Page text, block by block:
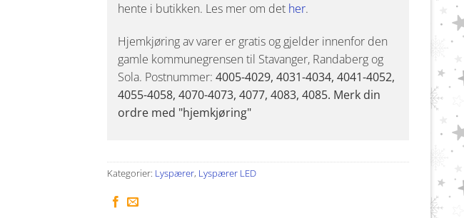
hente i butikken. Les mer om det her.
Hjemkjøring av varer er gratis og gjelder innenfor den
gamle kommunegrensen til Stavanger, Randaberg og
Sola. Postnummer: 4005-4029, 4031-4034, 4041-4052,
4055-4058, 4070-4073, 4077, 4083, 4085. Merk din
ordre med "hjemkjøring"
Kategorier: Lyspærer, Lyspærer LED